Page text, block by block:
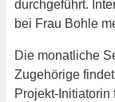
durchgeführt.
bei Frau Bohle
Die monatliche
Zugehörige
Projekt-